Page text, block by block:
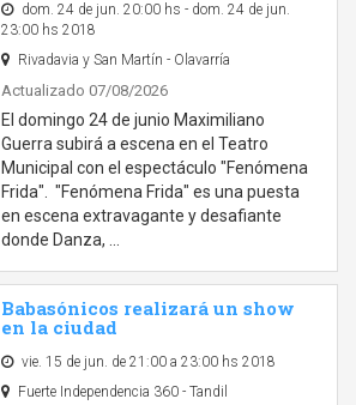
dom. 24 de jun. 20:00 hs - dom. 24 de jun.
23:00 hs 2018
Rivadavia y San Martín - Olavarría
Actualizado 07/08/2026
El domingo 24 de junio Maximiliano
Guerra subirá a escena en el Teatro
Municipal con el espectáculo "Fenómena
Frida". "Fenómena Frida" es una puesta
en escena extravagante y desafiante
donde Danza, …
Babasónicos realizará un show
en la ciudad
vie. 15 de jun. de 21:00 a 23:00 hs 2018
Fuerte Independencia 360 - Tandil